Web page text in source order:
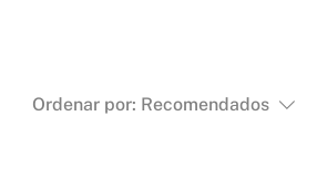
Ordenar por: Recomendados